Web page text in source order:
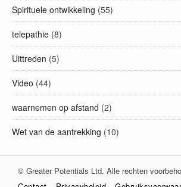
Spirituele ontwikkeling (55)
telepathie (8)
Uittreden (5)
Video (44)
waarnemen op afstand (2)
Wet van de aantrekking (10)
© Greater Potentials Ltd. Alle rechten